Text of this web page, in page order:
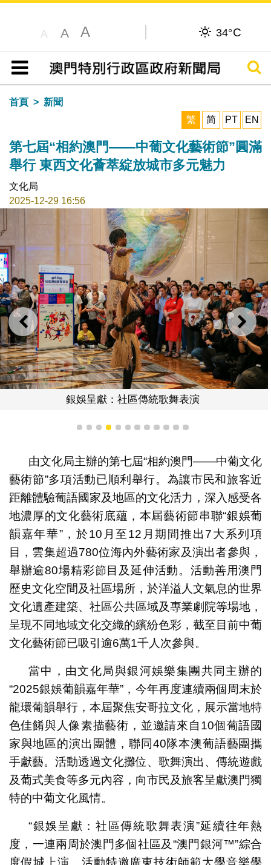
A A A 34°C
目錄
搜尋
首頁
新聞
繁
简 PT EN
第七屆“相約澳門——中葡文化藝術節”圓滿
舉行 東西文化薈萃綻放城市多元魅力
文化局
2025-12-29 16:56
上一則 下一
銀娛呈獻：社區傳統歌舞表演
1 2 3 4 5 6 7 8 9 101112
由文化局主辦的第七屆“相約澳門——中葡文化
藝術節”多項活動已順利舉行。為讓市民和旅客近
距離體驗葡語國家及地區的文化活力，深入感受各
地濃厚的文化藝術底蘊，本屆藝術節串聯“銀娛葡
韻嘉年華”，於10月至12月期間推出7大系列項
目，雲集超過780位海內外藝術家及演出者參與，
舉辦逾80場精彩節目及延伸活動。活動善用澳門
歷史文化空間及社區場所，於洋溢人文氣息的世界
文化遺產建築、社區公共區域及專業劇院等場地，
呈現不同地域文化交織的繽紛色彩，截至目前中葡
文化藝術節已吸引逾6萬1千人次參與。
當中，由文化局與銀河娛樂集團共同主辦的
“2025銀娛葡韻嘉年華”，今年再度連續兩個周末於
龍環葡韻舉行，本屆聚焦安哥拉文化，展示當地特
色佳餚與人像素描藝術，並邀請來自10個葡語國
家與地區的演出團體，聯同40隊本澳葡語藝團攜
手獻藝。活動透過文化攤位、歌舞演出、傳統遊戲
及葡式美食等多元內容，向市民及旅客呈獻澳門獨
特的中葡文化風情。
“銀娛呈獻：社區傳統歌舞表演”延續往年熱
度，一連兩周於澳門多個社區及“澳門銀河™”綜合
度假城上演。活動特邀廣東技術師範大學音樂學